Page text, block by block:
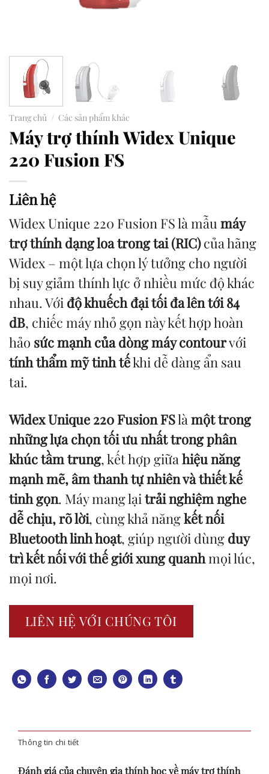
Trang chủ / Các sản phẩm khác
Máy trợ thính Widex Unique
220 Fusion FS
Liên hệ
Widex Unique 220 Fusion FS là mẫumáy
trợ thính dạng loa trong tai (RIC)của hãng
Widex – một lựa chọn lý tưởng cho người
bị suy giảm thính lực ở nhiều mức độ khác
nhau. Với độ khuếch đại tối đa lên tới 84
dB, chiếc máy nhỏ gọn này kết hợp hoàn
hảo sức mạnh của dòng máy contourvới
tính thẩm mỹ tinh tếkhi dễ dàng ẩn sau
tai.
Widex Unique 220 Fusion FSlà một trong
những lựa chọn tối ưu nhất trong phân
khúc tầm trung, kết hợp giữa hiệu năng
mạnh mẽ, âm thanh tự nhiên và thiết kế
tinh gọn. Máy mang lại trải nghiệm nghe
dễ chịu, rõ lời, cùng khả năngkết nối
Bluetooth linh hoạt, giúp người dùng duy
trì kết nối với thế giới xung quanhmọi lúc,
mọi nơi.
LIÊN HỆ VỚI CHÚNG TÔI
Thông tin chi tiết
Đánh giá của chuyên gia thính học về máy trợ thính